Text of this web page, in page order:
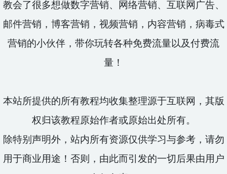
教会了很多想做数字营销、网络营销、互联网广告、
邮件营销，博客营销，视频营销，内容营销，病毒式
营销的小伙伴，带你玩转各种免费流量以及付费流
量！
本站所提供的所有教程均收集整理源于互联网，其版
权归该教程原始作者或原始出处所有。
除特别声明外，站内所有资源仅供学习与参考，请勿
用于商业用途！否则，由此而引发的一切后果由用户